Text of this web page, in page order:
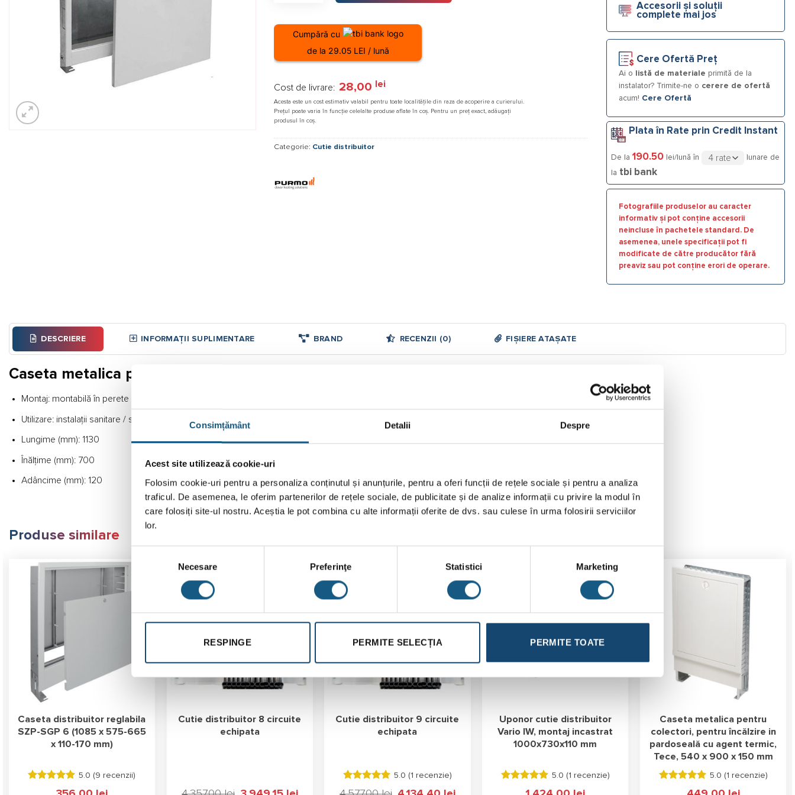
Consimțământ Detalii Despre
Acest site utilizează cookie-uri
Folosim cookie-uri pentru a personaliza conținutul și anunțurile, pentru a oferi funcții de rețele sociale și pentru a analiza
traficul. De asemenea, le oferim partenerilor de rețele sociale, de publicitate și de analize informații cu privire la modul în
care folosiți site-ul nostru. Aceștia le pot combina cu alte informații oferite de dvs. sau culese în urma folosirii serviciilor
lor.
consimțământului
Necesare Preferinţe Statistici Marketing
RESPINGE PERMITE SELECȚIA PERMITE TOATE
Cumpără cu
de la 29.05 LEI / lună
Cost de livrare: 28,00 lei
Acesta este un cost estimativ valabil pentru toate localitățile din raza de acoperire a curierului.
Prețul poate varia în funcție celelalte produse aflate în coș. Pentru un preț exact, adăugați
produsul în coș.
Categorie: Cutie distribuitor
Accesorii și soluții
complete mai jos
Cere Ofertă Preț
Ai o listă de materiale primită de la
instalator? Trimite-ne o cerere de ofertă
acum! Cere Ofertă
Plata în Rate prin Credit Instant
De la 190.50 lei/lună în
lunare de
la tbi bank
Fotografiile produselor au caracter
informativ și pot conține accesorii
neincluse în pachetele standard. De
asemenea, unele specificații pot fi
modificate de către producător fără
preaviz sau pot conține erori de operare.
DESCRIERE INFORMAȚII SUPLIMENTARE BRAND RECENZII (0) FIȘIERE ATAȘATE
Caseta metalica pentru colectori Purmo SWP-6, 1130x700x120mm
Montaj: montabilă în perete
Utilizare: instalații sanitare / sisteme încălzire
Lungime (mm): 1130
Înălțime (mm): 700
Adâncime (mm): 120
Produse similare
Caseta distribuitor reglabila
SZP-SGP 6 (1085 x 575-665
x 110-170 mm)
Evaluat la
5.0 (9 recenzii)
Reducere!
Transport
Gratuit
Cutie distribuitor 8 circuite
echipata
Prețul
Prețul
Reducere!
Transport
Gratuit
Cutie distribuitor 9 circuite
echipata
Evaluat la
5.0 (1 recenzie)
Prețul
Prețul
Uponor cutie distribuitor
Vario IW, montaj incastrat
1000x730x110 mm
Evaluat la
5.0 (1 recenzie)
Caseta metalica pentru
colectori, pentru încălzire in
pardoseală cu agent termic,
Tece, 540 x 900 x 150 mm
Evaluat la
5.0 (1 recenzie)